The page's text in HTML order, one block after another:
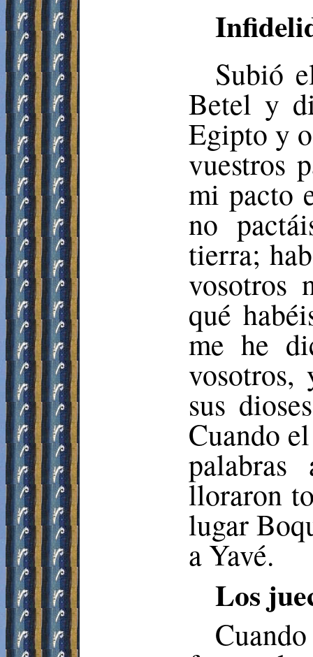
Subió
Betel y
Egipto y
vuestros
mi pacto
no
tierra;
vosotros
qué
me he
vosotros,
sus
Cuando
lloraron
lugar
a Yavé.
Los